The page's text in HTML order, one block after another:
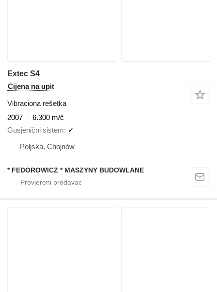
Extec S4
Cijena na upit
Vibraciona rešetka
2007
6.300 m/č
Gusjenični sistem
✓
Poljska, Chojnów
* FEDOROWICZ * MASZYNY BUDOWLANE